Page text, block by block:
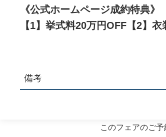
《公式ホームページ成約特典》
【1】挙式料20万円OFF【2】
備考
このフェアのご